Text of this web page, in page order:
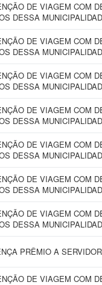
DE VIAGEM COM
DESSA
DE VIAGEM COM
DESSA
DE VIAGEM COM
DESSA
DE VIAGEM COM
DESSA
DE VIAGEM COM
DESSA
DE VIAGEM COM
DESSA
DE VIAGEM COM
DESSA
PRÊMIO A
DE VIAGEM COM